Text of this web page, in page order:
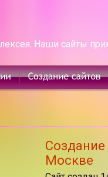
Наши сайты
Создание
Москве